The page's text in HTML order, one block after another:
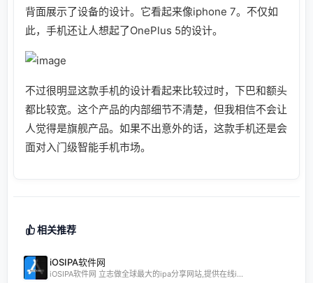
背面展示了设备的设计。它看起来像iphone 7。不仅如
此，手机还让人想起了OnePlus 5的设计。
不过很明显这款手机的设计看起来比较过时，下巴和额头
都比较宽。这个产品的内部细节不清楚，但我相信不会让
人觉得是旗舰产品。如果不出意外的话，这款手机还是会
面对入门级智能手机市场。
相关推荐
iOSIPA软件网
iOSIPA软件网 立志做全球最大的ipa分享网站,提供在线i...